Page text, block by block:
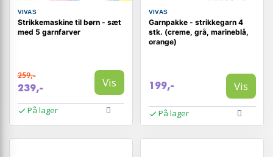
VIVAS
Strikkemaskine til børn - sæt
med 5 garnfarver
259,-
239,- Vis
På lager
VIVAS
Garnpakke - strikkegarn 4
stk. (creme, grå, marineblå,
orange)
199,- Vis
På lager